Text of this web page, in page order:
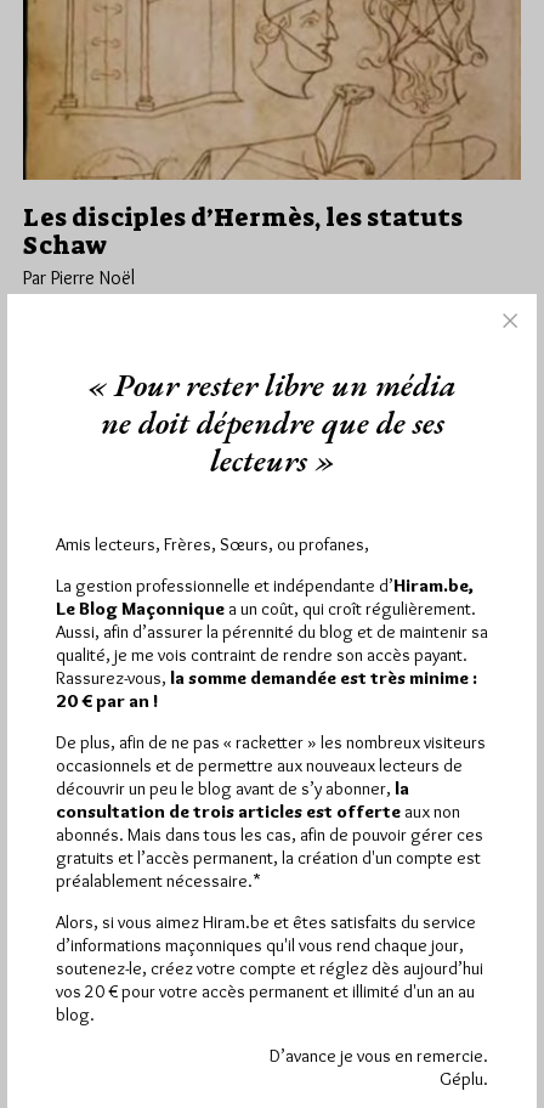
Les disciples d’Hermès, les statuts
Schaw
Par Pierre Noël
Lu 3916 fois
enfants d’Hermès Trismégiste, voici la suite de ce…
visiteset 3 133 pages ont été lues (Source :
Pirsch.io)
Plus d’informations
« Pour rester libre un média
ne doit dépendre que de ses
lecteurs »
Amis lecteurs, Frères, Sœurs, ou profanes,
La gestion professionnelle et indépendante d’Hiram.be,
Le Blog Maçonnique a un coût, qui croît régulièrement.
Aussi, afin d’assurer la pérennité du blog et de maintenir sa
qualité, je me vois contraint de rendre son accès payant.
Rassurez-vous, la somme demandée est très minime :
20 € par an !
De plus, afin de ne pas « racketter » les nombreux visiteurs
occasionnels et de permettre aux nouveaux lecteurs de
découvrir un peu le blog avant de s’y abonner, la
consultation de trois articles est offerte aux non
abonnés. Mais dans tous les cas, afin de pouvoir gérer ces
gratuits et l’accès permanent, la création d'un compte est
préalablement nécessaire.*
Alors, si vous aimez Hiram.be et êtes satisfaits du service
d’informations maçonniques qu'il vous rend chaque jour,
soutenez-le, créez votre compte et réglez dès aujourd’hui
vos 20 € pour votre accès permanent et illimité d'un an au
blog.
D’avance je vous en remercie.
Géplu.